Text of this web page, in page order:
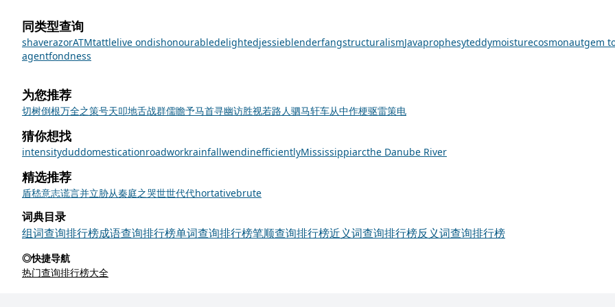
同类型查询
shaverazorATMtattlelive ondishonourabledelightedjessieblenderfangstructuralismJavaprophesyteddymoisturecosmonautgem
agentfondness
为您推荐
切树倒根万全之策号天叩地舌战群儒瞻予马首寻幽访胜视若路人驷马轩车从中作梗驱雷策电
猜你想找
intensityduddomesticationroadworkrainfallwendinefficientlyMississippiarcthe Danube River
精选推荐
盾嵇意志谎言并立胁从秦庭之哭世世代代hortativebrute
词典目录
组词查询排行榜成语查询排行榜单词查询排行榜笔顺查询排行榜近义词查询排行榜反义词查询排行榜
◎快捷导航
热门查询排行榜大全